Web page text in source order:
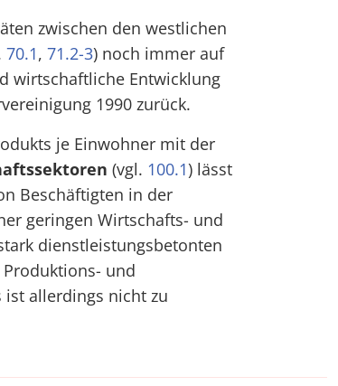
zwischen den westlichen
70.1, 71.2-3) noch immer auf
wirtschaftliche Entwicklung
1990 zurück.
je Einwohner mit der
(vgl. 100.1) lässt
Beschäftigten in der
geringen Wirtschafts- und
dienstleistungsbetonten
und
ist allerdings nicht zu